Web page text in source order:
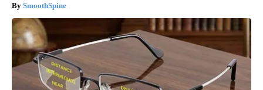
SmoothSpine